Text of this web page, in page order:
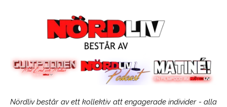
Nördliv består av ett kollektiv att engagerade individer - alla